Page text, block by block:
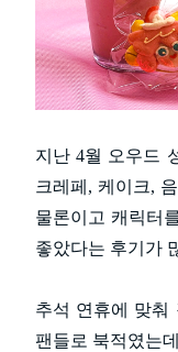
지난 4월 오우드
크레페, 케이크,
물론이고 캐릭터
좋았다는 후기가
추석 연휴에 맞춰
팬들로 북적였는